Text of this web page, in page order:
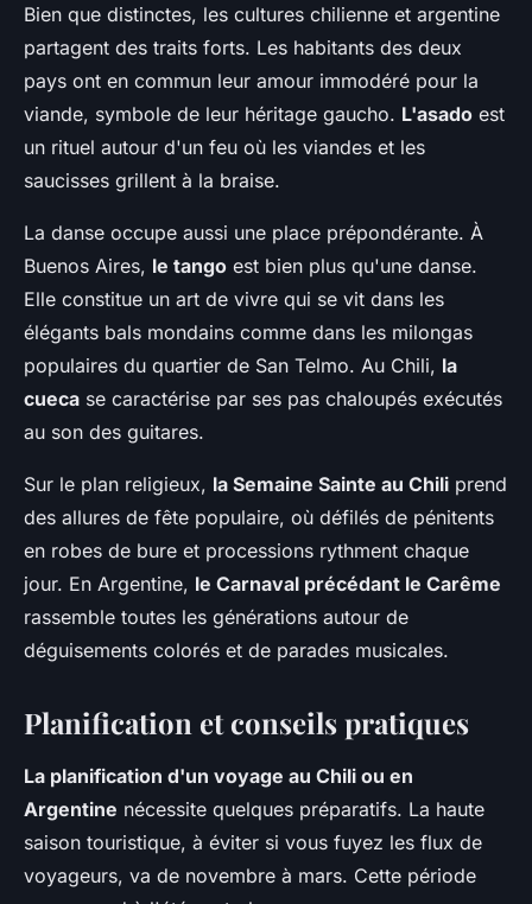
Bien que distinctes, les cultures chilienne et argentine
partagent des traits forts. Les habitants des deux
pays ont en commun leur amour immodéré pour la
viande, symbole de leur héritage gaucho. L'asado est
un rituel autour d'un feu où les viandes et les
saucisses grillent à la braise.
La danse occupe aussi une place prépondérante. À
Buenos Aires, le tango est bien plus qu'une danse.
Elle constitue un art de vivre qui se vit dans les
élégants bals mondains comme dans les milongas
populaires du quartier de San Telmo. Au Chili, la
cueca se caractérise par ses pas chaloupés exécutés
au son des guitares.
Sur le plan religieux, la Semaine Sainte au Chili prend
des allures de fête populaire, où défilés de pénitents
en robes de bure et processions rythment chaque
jour. En Argentine, le Carnaval précédant le Carême
rassemble toutes les générations autour de
déguisements colorés et de parades musicales.
Planification et conseils pratiques
La planification d'un voyage au Chili ou en
Argentine nécessite quelques préparatifs. La haute
saison touristique, à éviter si vous fuyez les flux de
voyageurs, va de novembre à mars. Cette période